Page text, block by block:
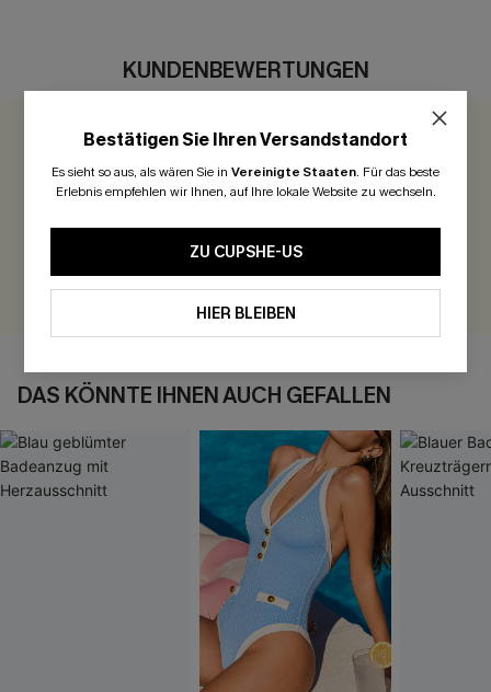
KUNDENBEWERTUNGEN
0.0
Seien Sie der Erste, der bewertet
BEWERTEN
DAS KÖNNTE IHNEN AUCH GEFALLEN
Bestätigen Sie Ihren Versandstandort
Es sieht so aus, als wären Sie in Vereinigte Staaten. Für das beste
Erlebnis empfehlen wir Ihnen, auf Ihre lokale Website zu wechseln.
ZU CUPSHE-US
HIER BLEIBEN